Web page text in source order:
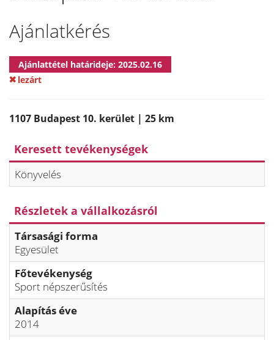
Ajánlatkérés
Ajánlattétel határideje: 2025.02.16
lezárt
1107 Budapest 10. kerület | 25 km
Keresett tevékenységek
Könyvelés
Részletek a vállalkozásról
Társasági forma
Egyesület
Főtevékenység
Sport népszerűsítés
Alapítás éve
2014